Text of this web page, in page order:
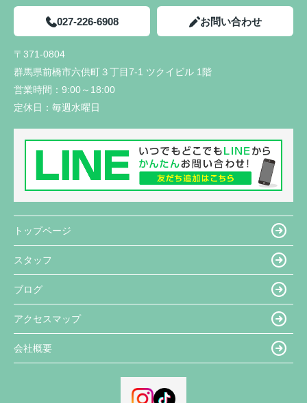
027-226-6908 お問い合わせ
〒371-0804
群馬県前橋市六供町３丁目7-1 ツクイビル 1階
営業時間： 9:00～18:00
定休日： 毎週水曜日
トップページ
スタッフ
ブログ
アクセスマップ
会社概要